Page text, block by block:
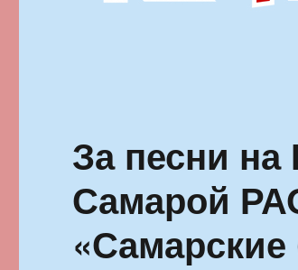
За песни
Самарой